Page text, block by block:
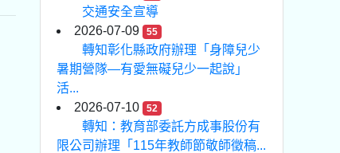
交通安全宣導
2026-07-09
55
轉知彰化縣政府辦理「身障兒少
暑期營隊—有愛無礙兒少一起說」
活...
2026-07-10
52
轉知：教育部委託方成事股份有
限公司辦理「115年教師節敬師徵稿...